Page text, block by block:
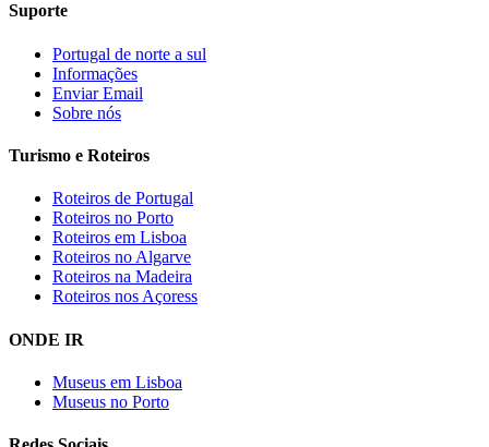
Suporte
Portugal de norte a sul
Informações
Enviar Email
Sobre nós
Turismo e Roteiros
Roteiros de Portugal
Roteiros no Porto
Roteiros em Lisboa
Roteiros no Algarve
Roteiros na Madeira
Roteiros nos Açoress
ONDE IR
Museus em Lisboa
Museus no Porto